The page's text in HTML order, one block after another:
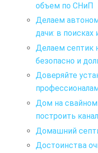
объем по СНиП
Делаем
дачи: в поисках
Делаем септик
безопасно и
Доверяйте
Дом на
построить
Домашний
Достоинства